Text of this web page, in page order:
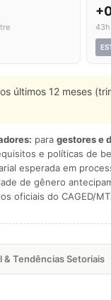
últimos 12 meses
para gestores e
e políticas de
esperada em
de gênero
oficiais do CAGED/
Tendências Setoriais